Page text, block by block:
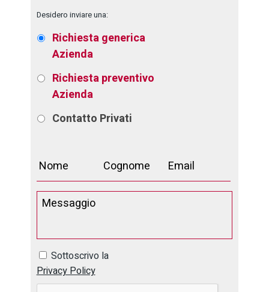
Desidero inviare una:
Richiesta generica
Azienda
Richiesta preventivo
Azienda
Contatto Privati
Sottoscrivo la
Privacy Policy